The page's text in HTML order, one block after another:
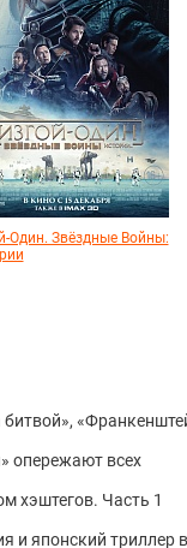
Один. Звёздные Войны:
опережают всех
хэштегов. Часть 1
и японский триллер